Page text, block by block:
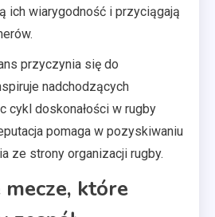
ich wiarygodność i przyciągają
przyczynia się do
nadchodzących
cykl doskonałości w rugby
pomaga w pozyskiwaniu
ze strony organizacji rugby.
które